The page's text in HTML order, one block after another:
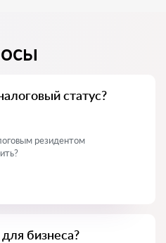
статус?
резидентом
бизнеса?